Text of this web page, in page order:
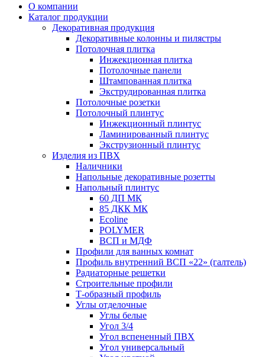
О компании
Каталог продукции
Декоративная продукция
Декоративные колонны и пилястры
Потолочная плитка
Инжекционная плитка
Потолочные панели
Штампованная плитка
Экструдированная плитка
Потолочные розетки
Потолочный плинтус
Инжекционный плинтус
Ламинированный плинтус
Экструзионный плинтус
Изделия из ПВХ
Наличники
Напольные декоративные розетты
Напольный плинтус
60 ДП МК
85 ДКК МК
Ecoline
POLYMER
ВСП и МДФ
Профили для ванных комнат
Профиль внутренний ВСП «22» (галтель)
Радиаторные решетки
Строительные профили
Т-образный профиль
Углы отделочные
Углы белые
Угол 3/4
Угол вспененный ПВХ
Угол универсальный